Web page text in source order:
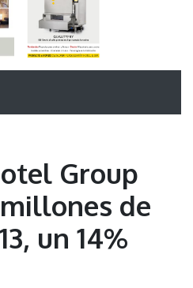
Group
de
un 14%